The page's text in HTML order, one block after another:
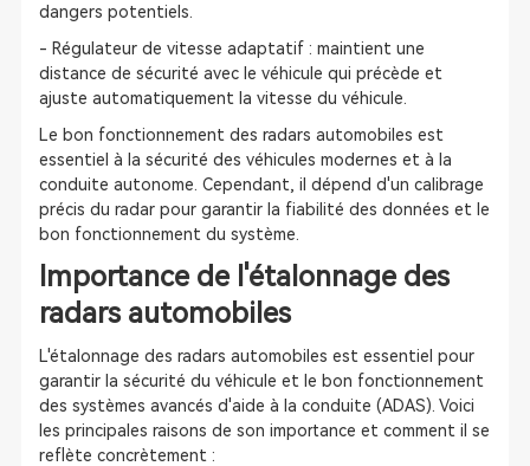
dangers potentiels.
- Régulateur de vitesse adaptatif : maintient une
distance de sécurité avec le véhicule qui précède et
ajuste automatiquement la vitesse du véhicule.
Le bon fonctionnement des radars automobiles est
essentiel à la sécurité des véhicules modernes et à la
conduite autonome. Cependant, il dépend d'un calibrage
précis du radar pour garantir la fiabilité des données et le
bon fonctionnement du système.
Importance de l'étalonnage des
radars automobiles
L'étalonnage des radars automobiles est essentiel pour
garantir la sécurité du véhicule et le bon fonctionnement
des systèmes avancés d'aide à la conduite (ADAS). Voici
les principales raisons de son importance et comment il se
reflète concrètement :